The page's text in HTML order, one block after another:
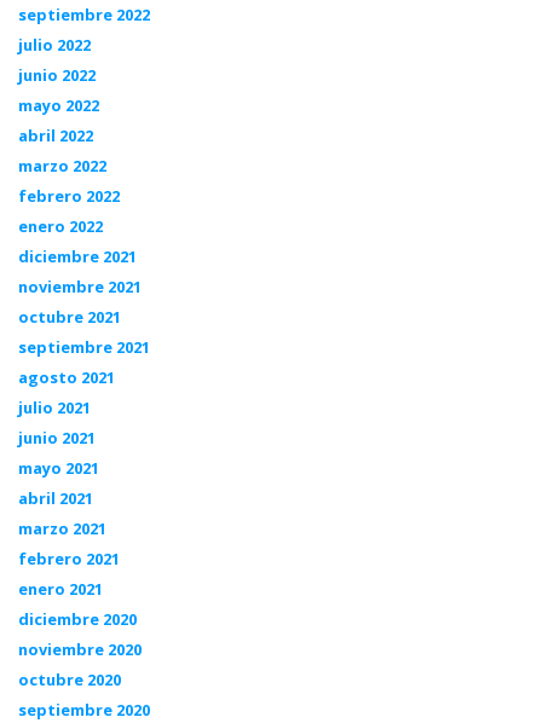
septiembre 2022
julio 2022
junio 2022
mayo 2022
abril 2022
marzo 2022
febrero 2022
enero 2022
diciembre 2021
noviembre 2021
octubre 2021
septiembre 2021
agosto 2021
julio 2021
junio 2021
mayo 2021
abril 2021
marzo 2021
febrero 2021
enero 2021
diciembre 2020
noviembre 2020
octubre 2020
septiembre 2020